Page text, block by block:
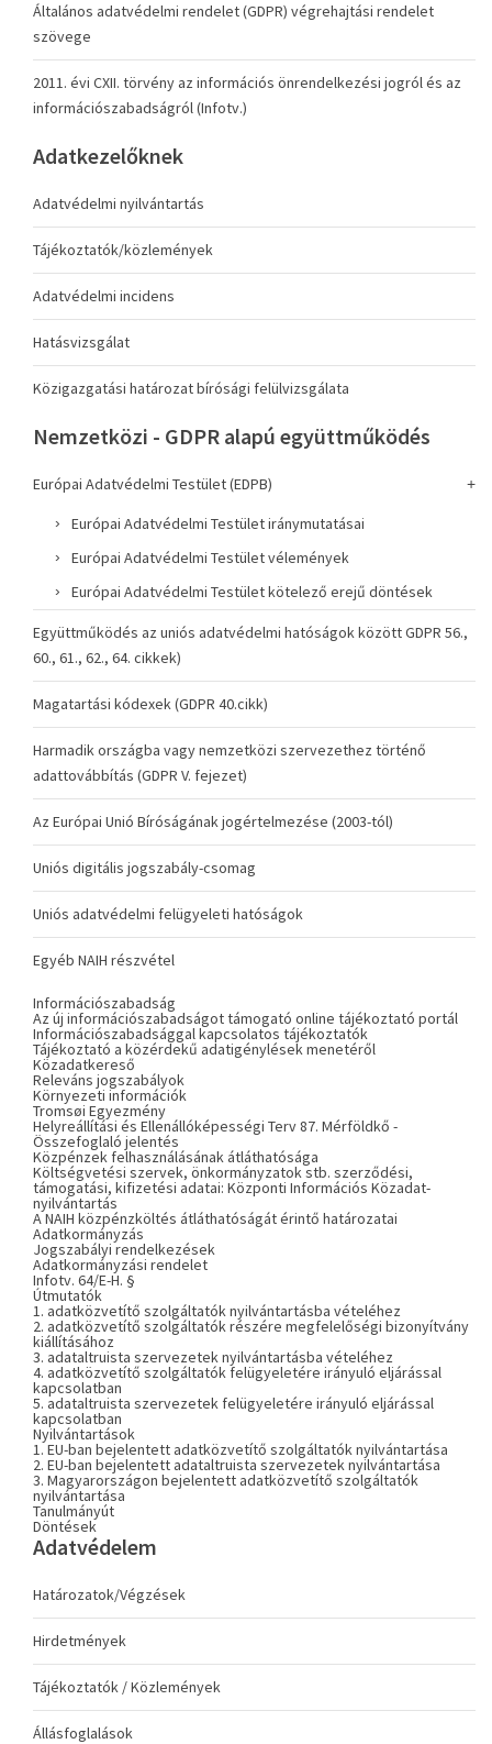
Általános adatvédelmi rendelet (GDPR) végrehajtási rendelet
szövege
2011. évi CXII. törvény az információs önrendelkezési jogról és az
információszabadságról (Infotv.)
Adatkezelőknek
Adatvédelmi nyilvántartás
Tájékoztatók/közlemények
Adatvédelmi incidens
Hatásvizsgálat
Közigazgatási határozat bírósági felülvizsgálata
Nemzetközi - GDPR alapú együttműködés
Európai Adatvédelmi Testület (EDPB)
Európai Adatvédelmi Testület iránymutatásai
Európai Adatvédelmi Testület vélemények
Európai Adatvédelmi Testület kötelező erejű döntések
Együttműködés az uniós adatvédelmi hatóságok között GDPR 56.,
60., 61., 62., 64. cikkek)
Magatartási kódexek (GDPR 40.cikk)
Harmadik országba vagy nemzetközi szervezethez történő
adattovábbítás (GDPR V. fejezet)
Az Európai Unió Bíróságának jogértelmezése (2003-tól)
Uniós digitális jogszabály-csomag
Uniós adatvédelmi felügyeleti hatóságok
Egyéb NAIH részvétel
Információszabadság
Az új információszabadságot támogató online tájékoztató portál
Információszabadsággal kapcsolatos tájékoztatók
Tájékoztató a közérdekű adatigénylések menetéről
Közadatkereső
Releváns jogszabályok
Környezeti információk
Tromsøi Egyezmény
Helyreállítási és Ellenállóképességi Terv 87. Mérföldkő -
Összefoglaló jelentés
Közpénzek felhasználásának átláthatósága
Költségvetési szervek, önkormányzatok stb. szerződési,
támogatási, kifizetési adatai: Központi Információs Közadat-
nyilvántartás
A NAIH közpénzköltés átláthatóságát érintő határozatai
Adatkormányzás
Jogszabályi rendelkezések
Adatkormányzási rendelet
Infotv. 64/E-H. §
Útmutatók
1. adatközvetítő szolgáltatók nyilvántartásba vételéhez
2. adatközvetítő szolgáltatók részére megfelelőségi bizonyítvány
kiállításához
3. adataltruista szervezetek nyilvántartásba vételéhez
4. adatközvetítő szolgáltatók felügyeletére irányuló eljárással
kapcsolatban
5. adataltruista szervezetek felügyeletére irányuló eljárással
kapcsolatban
Nyilvántartások
1. EU-ban bejelentett adatközvetítő szolgáltatók nyilvántartása
2. EU-ban bejelentett adataltruista szervezetek nyilvántartása
3. Magyarországon bejelentett adatközvetítő szolgáltatók
nyilvántartása
Tanulmányút
Döntések
Adatvédelem
Határozatok/Végzések
Hirdetmények
Tájékoztatók / Közlemények
Állásfoglalások